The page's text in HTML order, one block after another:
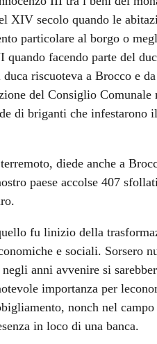
XIV secolo quando le
particolare al borgo o
facendo parte del
riscuoteva a Brocco e
del Consiglio
di briganti che infestarono
diede anche a
paese accolse 407
fu linizio della
e sociali. Sorsero
anni avvenire si
importanza per
nonch nel
in loco di una banca.